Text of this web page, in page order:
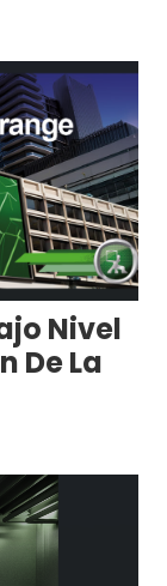
Nivel
De La